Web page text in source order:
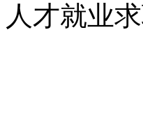
人才就业